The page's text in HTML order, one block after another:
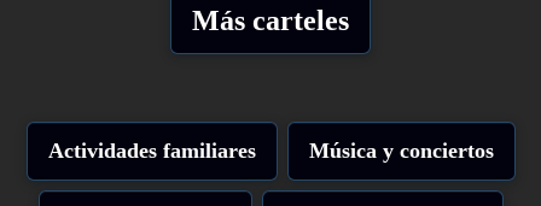
Más carteles
Actividades familiares Música y conciertos